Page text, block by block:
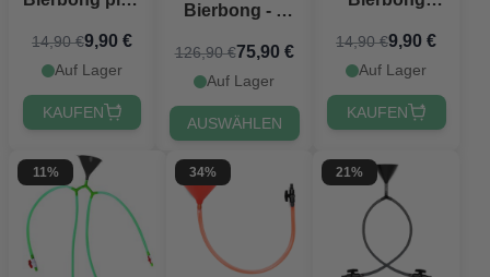
14,90 €9,90 €
Auf Lager
KAUFEN
Bierbong - 4
126,90 €75,90 €
Auf Lager
AUSWÄHLEN
Meter
14,90 €9,90 €
Auf Lager
KAUFEN
11% 34% 21%